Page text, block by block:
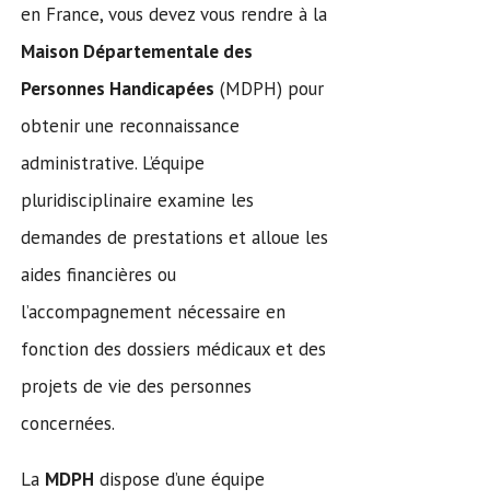
en France, vous devez vous rendre à la
Maison Départementale des
Personnes Handicapées (MDPH) pour
obtenir une reconnaissance
administrative. L’équipe
pluridisciplinaire examine les
demandes de prestations et alloue les
aides financières ou
l’accompagnement nécessaire en
fonction des dossiers médicaux et des
projets de vie des personnes
concernées.
La MDPH dispose d’une équipe